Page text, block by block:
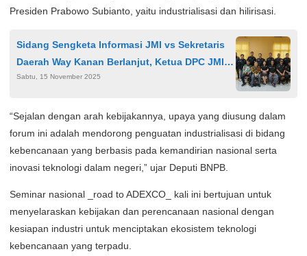
Presiden Prabowo Subianto, yaitu industrialisasi dan hilirisasi.
Sidang Sengketa Informasi JMI vs Sekretaris
Daerah Way Kanan Berlanjut, Ketua DPC JMI
Tekankan Persiapan Matang
Sabtu, 15 November 2025
“Sejalan dengan arah kebijakannya, upaya yang diusung dalam
forum ini adalah mendorong penguatan industrialisasi di bidang
kebencanaan yang berbasis pada kemandirian nasional serta
inovasi teknologi dalam negeri,” ujar Deputi BNPB.
Seminar nasional _road to ADEXCO_ kali ini bertujuan untuk
menyelaraskan kebijakan dan perencanaan nasional dengan
kesiapan industri untuk menciptakan ekosistem teknologi
kebencanaan yang terpadu.